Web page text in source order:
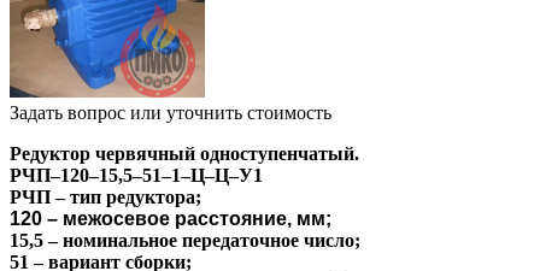
Задать вопрос или уточнить стоимость
Редуктор червячный одноступенчатый.
РЧП–120–15,5–51–1–Ц–Ц–У1
РЧП – тип редуктора;
120 – межосевое расстояние, мм;
15,5 – номинальное передаточное число;
51 – вариант сборки;